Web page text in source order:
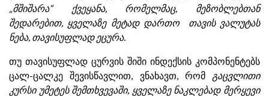
„მშიშარა“ ქვეყანა, რომელმაც, მეზობლებთან
შედარებით, ყველაზე მეტად დართო თავის ვალუტას
ნება, თავისუფლად ეცურა.
თუ თავისუფლად ცურვის შიში ინდექსის კომპონენტებს
ცალ-ცალკე შევისწავლით, ვნახავთ, რომ გაცვლითი
კურსი უმეტეს შემთხვევაში, ყველაზე ნაკლებად მერყევი